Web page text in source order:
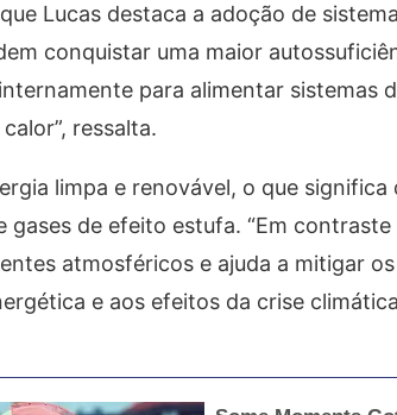
Lucas destaca a adoção de
conquistar uma maior
para alimentar sistemas
ressalta.
limpa e renovável, o que significa
de efeito estufa. “Em
atmosféricos e ajuda a mitigar
e aos efeitos da crise